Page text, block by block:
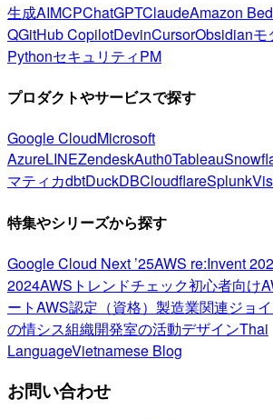
生成AIMCPChatGPTClaudeAmazon
QGitHub CopilotDevinCursorObsidianモ
PythonセキュリティPM
プロダクトやサービスで探す
Google CloudMicrosoft
AzureLINEZendeskAuth0Tableau
マティカdbtDuckDBCloudflareSplunk
特集やシリーズから探す
Google Cloud Next ’25AWS re:Invent
2024AWSトレンドチェック初心者向け
ートAWS認定（資格） 製造業関連ジョ
の情シス組織開発室の活動デザインThai
LanguageVietnamese Blog
お問い合わせ